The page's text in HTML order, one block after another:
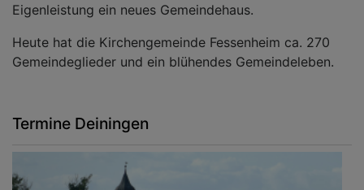
Eigenleistung ein neues Gemeindehaus.
Heute hat die Kirchengemeinde Fessenheim ca. 270
Gemeindeglieder und ein blühendes Gemeindeleben.
Termine Deiningen